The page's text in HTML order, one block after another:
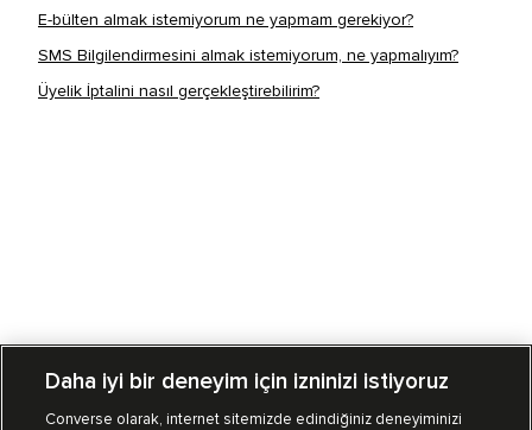
E-bülten almak istemiyorum ne yapmam gerekiyor?
SMS Bilgilendirmesini almak istemiyorum, ne yapmalıyım?
Üyelik İptalini nasıl gerçekleştirebilirim?
Daha iyi bir deneyim için izninizi istiyoruz
Converse olarak, internet sitemizde edindiğiniz deneyiminizi